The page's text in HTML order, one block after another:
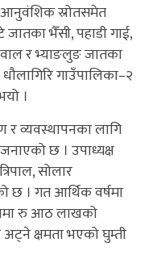
आनुवंशिक स्रोतसमेत
भैँसी, पहाडी गाई,
र भ्याङलुङ जातका
गाउँपालिका–२
।
र व्यवस्थापनका लागि
छ । उपाध्यक्ष
सोलार
छ । गत आर्थिक वर्षमा
रु आठ लाखको
अट्ने क्षमता भएको घुम्ती